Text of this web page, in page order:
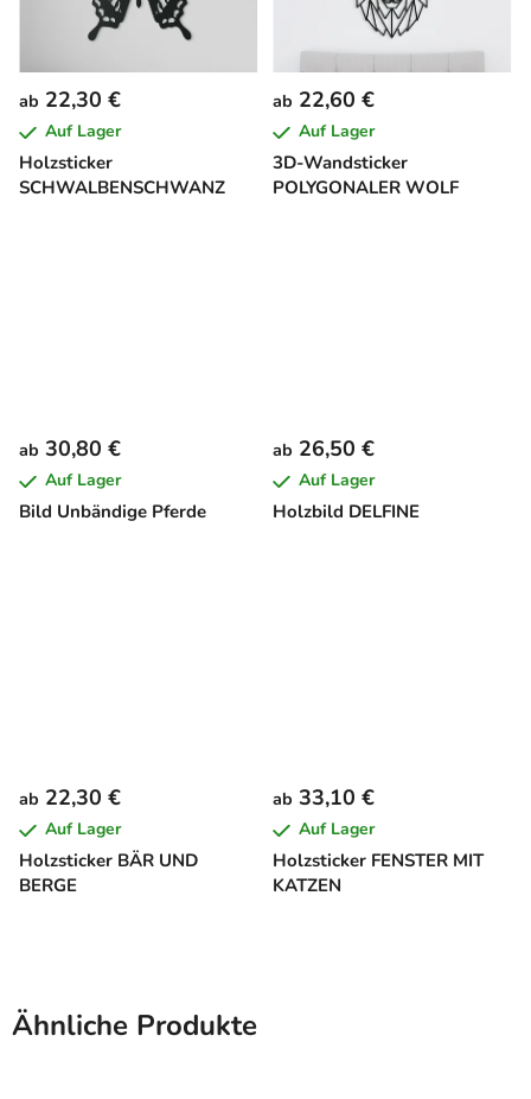
Holzsticker
SCHWALBENSCHWANZ
ab 22,30 €
Auf Lager
3D-Wandsticker
POLYGONALER WOLF
ab 22,60 €
Auf Lager
Bild Unbändige Pferde
ab 30,80 €
Auf Lager
Holzbild DELFINE
ab 26,50 €
Auf Lager
Holzsticker BÄR UND
BERGE
ab 22,30 €
Auf Lager
Holzsticker FENSTER MIT
KATZEN
ab 33,10 €
Auf Lager
Ähnliche Produkte